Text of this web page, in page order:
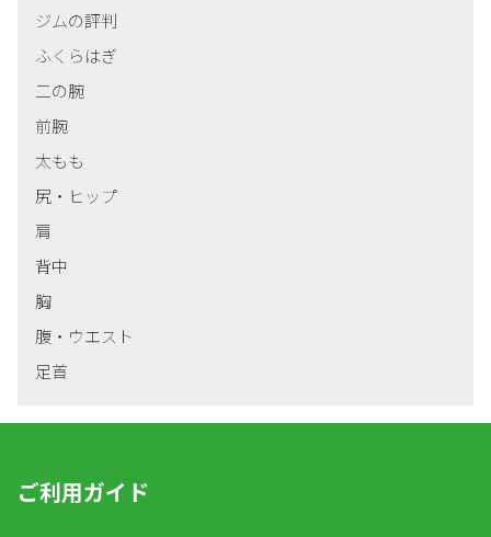
ジムの評判
ふくらはぎ
二の腕
前腕
太もも
尻・ヒップ
肩
背中
胸
腹・ウエスト
足首
ご利用ガイド